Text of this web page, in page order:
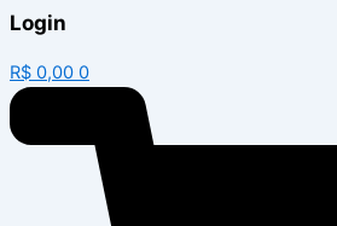
Login
R$ 0,00 0